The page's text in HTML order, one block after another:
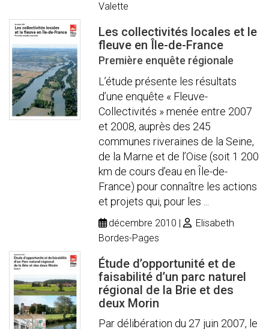
Valette
Les collectivités locales et le
fleuve en Île-de-France
Première enquête régionale
L’étude présente les résultats
d’une enquête « Fleuve-
Collectivités » menée entre 2007
et 2008, auprès des 245
communes riveraines de la Seine,
de la Marne et de l’Oise (soit 1 200
km de cours d’eau en Île-de-
France) pour connaître les actions
et projets qui, pour les ...
décembre 2010
Elisabeth
Bordes-Pages
Étude d’opportunité et de
faisabilité d’un parc naturel
régional de la Brie et des
deux Morin
Par délibération du 27 juin 2007, le